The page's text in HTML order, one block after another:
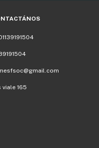
viale 165